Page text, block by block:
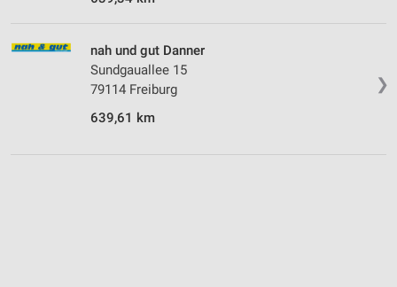
❯
nah und gut Danner
Sundgauallee 15
79114 Freiburg
639,61 km